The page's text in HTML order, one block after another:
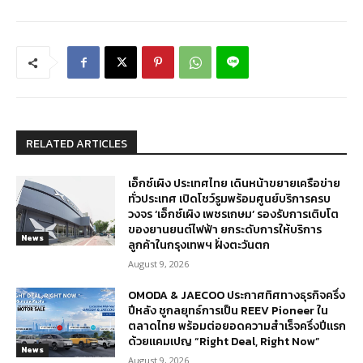
RELATED ARTICLES
News
เอ็กซ์เผิง ประเทศไทย เดินหน้าขยายเครือข่าย
ทั่วประเทศ เปิดโชว์รูมพร้อมศูนย์บริการครบ
วงจร ‘เอ็กซ์เผิง เพชรเกษม’ รองรับการเติบโต
ของยานยนต์ไฟฟ้า ยกระดับการให้บริการ
ลูกค้าในกรุงเทพฯ ฝั่งตะวันตก
August 9, 2026
News
OMODA & JAECOO ประกาศทิศทางธุรกิจครึ่ง
ปีหลัง ชูกลยุทธ์การเป็น REEV Pioneer ใน
ตลาดไทย พร้อมต่อยอดความสำเร็จครึ่งปีแรก
ด้วยแคมเปญ “Right Deal, Right Now”
August 9, 2026